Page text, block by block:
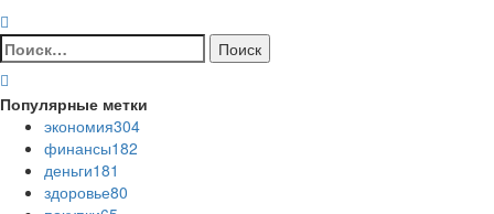
Найти:
Популярные метки
экономия304
финансы182
деньги181
здоровье80